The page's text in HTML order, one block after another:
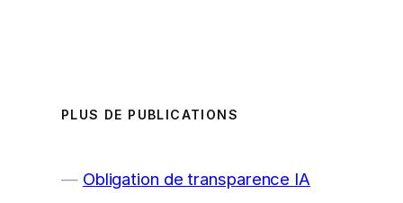
PLUS DE PUBLICATIONS
Obligation de transparence IA